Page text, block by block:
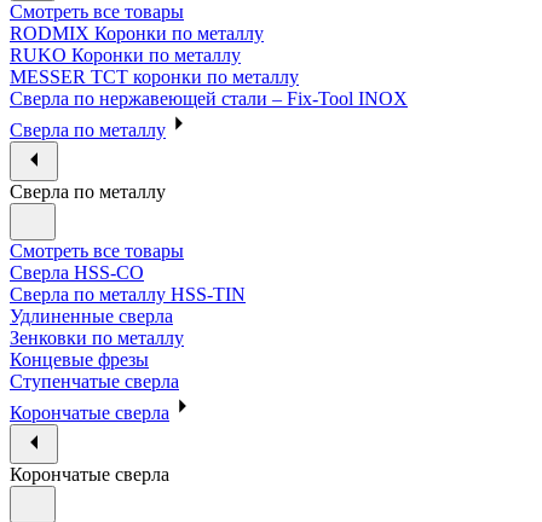
Смотреть все товары
RODMIX Коронки по металлу
RUKO Коронки по металлу
MESSER ТСТ коронки по металлу
Сверла по нержавеющей стали – Fix-Tool INOX
Сверла по металлу
Сверла по металлу
Смотреть все товары
Сверла HSS-CO
Сверла по металлу HSS-TIN
Удлиненные сверла
Зенковки по металлу
Концевые фрезы
Ступенчатые сверла
Корончатые сверла
Корончатые сверла